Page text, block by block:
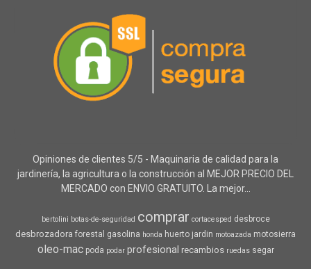
Opiniones de clientes 5/5 - Maquinaria de calidad para la
jardinería, la agricultura o la construcción al MEJOR PRECIO DEL
MERCADO con ENVIO GRATUITO. La mejor...
bertolini botas-de-seguridad comprar cortacesped desbroce
desbrozadora forestal gasolina honda huerto jardin motoazada motosierra
oleo-mac poda podar profesional recambios ruedas segar